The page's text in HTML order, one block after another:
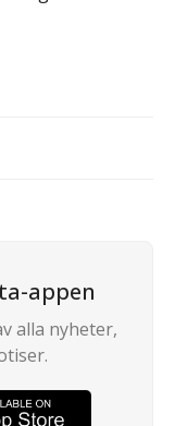
appen
alla nyheter,